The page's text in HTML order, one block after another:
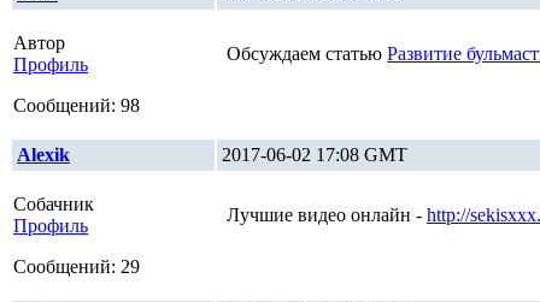
Автор
Профиль
Сообщений: 98
Обсуждаем статью Развитие
Alexik 2017-06-02 17:08 GMT
Собачник
Профиль
Сообщений: 29
Лучшие видео онлайн - http://